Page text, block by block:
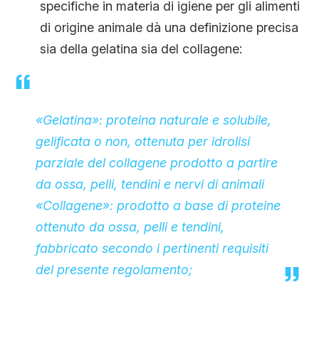
specifiche in materia di igiene per gli alimenti
di origine animale dà una definizione precisa
sia della gelatina sia del collagene:
«Gelatina»: proteina naturale e solubile,
gelificata o non, ottenuta per idrolisi
parziale del collagene prodotto a partire
da ossa, pelli, tendini e nervi di animali
«Collagene»: prodotto a base di proteine
ottenuto da ossa, pelli e tendini,
fabbricato secondo i pertinenti requisiti
del presente regolamento;